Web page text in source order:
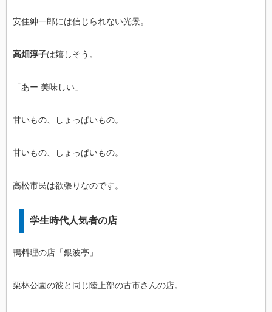
安住紳一郎には信じられない光景。
高畑淳子は嬉しそう。
「あー 美味しい」
甘いもの、しょっぱいもの。
甘いもの、しょっぱいもの。
高松市民は欲張りなのです。
学生時代人気者の店
鴨料理の店「銀波亭」
栗林公園の彼と同じ陸上部の古市さんの店。